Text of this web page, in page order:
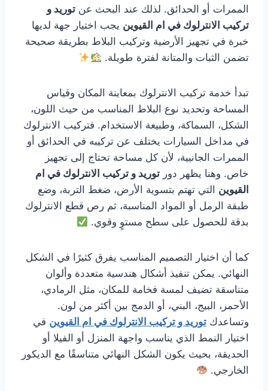
الممرات أو الحدائق. لذلك عند البحث عن توريد و
تركيب الانترلوك في ام القيوين يجب اختيار جهة لديها
خبرة في تجهيز الأرضية وتركيب البلاط بطريقة صحيحة
تضمن الثبات والمتانة لفترة طويلة.
تبدأ خدمة تركيب الانترلوك بمعاينة المكان وقياس
المساحة وتحديد نوع البلاط المناسب من حيث اللون،
الشكل، السماكة، وطبيعة الاستخدام. فتركيب الانترلوك
في مداخل السيارات يختلف عن تركيبه في الحدائق أو
الممرات الجانبية، لأن كل مساحة تحتاج إلى تجهيز
خاص. وهنا يظهر دور توريد و تركيب الانترلوك في ام
القيوين التي تهتم بتسوية الأرض، ضغط التربة، وضع
طبقة الرمل أو المواد المناسبة، ثم رص قطع الانترلوك
بدقة للحصول على سطح مستوٍ وقوي.
كما أن اختيار التصميم المناسب يفرق كثيرًا في الشكل
النهائي. يمكن تنفيذ أشكال هندسية متعددة وألوان
متناسقة تضيف لمسة فخامة للمكان، مثل الرمادي،
الأحمر، البيج، البني، أو الدمج بين أكثر من لون.
وتساعدك توريد و تركيب الانترلوك في ام القيوين في
اختيار النمط الذي يناسب واجهة المنزل أو الفيلا أو
الحديقة، بحيث يكون الشكل النهائي متناسقًا مع الديكور
الخارجي.